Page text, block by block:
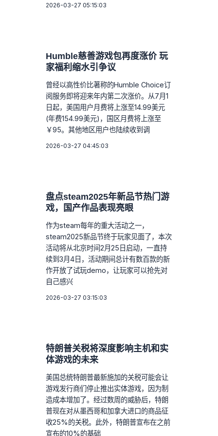
2026-03-27 05:15:03
Humble慈善游戏包再度涨价 玩
家福利缩水引争议
曾经以高性价比著称的Humble Choice订
阅服务即将迎来年内第二次涨价。从7月1
日起，美国用户月费将上涨至14.99美元
(年费154.99美元)，国区月费将上涨至
￥95。其他地区用户也陆续收到调
2026-03-27 04:45:03
盘点steam2025年新品节热门游
戏，国产作品表现亮眼
作为steam每年的重大活动之一，
steam2025新品节终于玩家见面了，本次
活动将从北京时间2月25日启动，一直持
续到3月4日，活动期间总计有数百款的新
作开放了试玩demo，让玩家可以抢先对
自己感兴
2026-03-27 03:15:03
特朗普关税将深度影响主机和实
体游戏的未来
美国总统特朗普最新施加的关税可能会让
游戏发行商们停止推出实体游戏，因为制
造成本增加了。经过数周的威胁后，特朗
普现在对从墨西哥和加拿大进口的商品征
收25%的关税。此外，特朗普宣布在之前
宣布的10%的基础